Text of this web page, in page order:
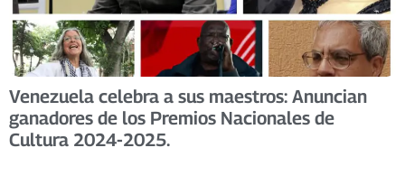
Venezuela celebra a sus maestros: Anuncian
ganadores de los Premios Nacionales de
Cultura 2024-2025.